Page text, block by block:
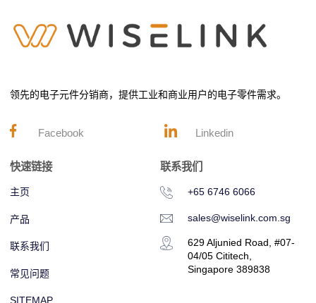
领先的电子元件分销商，提供工业和商业用户的电子零件需求。
Facebook Linkedin
快速链接
主页
产品
联系我们
常见问题
SITEMAP
联系我们
+65 6746 6066
sales@wiselink.com.sg
629 Aljunied Road, #07-
04/05 Cititech,
Singapore 389838